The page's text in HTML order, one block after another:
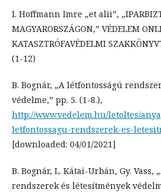
I. Hoffmann Imre „et alii”,
MAGYARORSZÁGON,” VÉDELEM
KATASZTRÓFAVÉDELMI
(1-12)
B. Bognár, „A létfontosságú
védelme,” pp. 5. (1-8.),
http://www.vedelem.hu/letoltes/
letfontossagu-rendszerek-es-
[downloaded: 04/01/2021]
B. Bognár, L. Kátai-Urbán, Gy. Vass,
rendszerek és létesítmények